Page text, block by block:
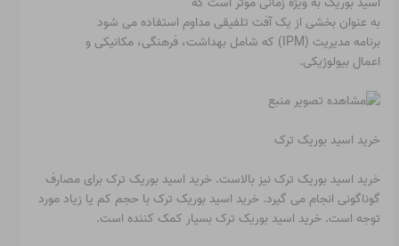
به عنوان بخشی از یک آفت تلفیقی مداوم استفاده می شود
برنامه مدیریت (IPM) که شامل بهداشت، فرهنگی، مکانیکی و
اعمال بیولوژیکی.
خرید اسید بوریک ترک
خرید اسید بوریک ترک نیز بالاست. خرید اسید بوریک ترک برای مصارف
گوناگونی انجام می گیرد. خرید اسید بوریک ترک با حجم کم یا زیاد مورد
توجه است. خرید اسید بوریک ترک بسیار کمک کننده است.